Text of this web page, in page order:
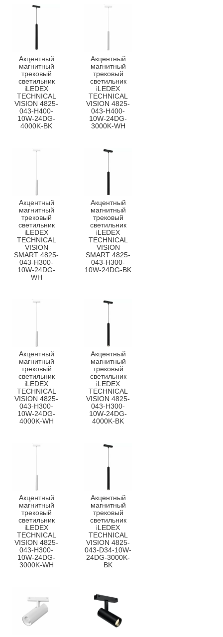
Акцентный
магнитный
трековый
светильник
iLEDEX
TECHNICAL
VISION 4825-
043-H400-
10W-24DG-
4000K-BK
Акцентный
магнитный
трековый
светильник
iLEDEX
TECHNICAL
VISION 4825-
043-H400-
10W-24DG-
3000K-WH
Акцентный
магнитный
трековый
светильник
iLEDEX
TECHNICAL
VISION
SMART 4825-
043-H300-
10W-24DG-
WH
Акцентный
магнитный
трековый
светильник
iLEDEX
TECHNICAL
VISION
SMART 4825-
043-H300-
10W-24DG-BK
Акцентный
магнитный
трековый
светильник
iLEDEX
TECHNICAL
VISION 4825-
043-H300-
10W-24DG-
4000K-WH
Акцентный
магнитный
трековый
светильник
iLEDEX
TECHNICAL
VISION 4825-
043-H300-
10W-24DG-
4000K-BK
Акцентный
магнитный
трековый
светильник
iLEDEX
TECHNICAL
VISION 4825-
043-H300-
10W-24DG-
3000K-WH
Акцентный
магнитный
трековый
светильник
iLEDEX
TECHNICAL
VISION 4825-
043-D34-10W-
24DG-3000K-
BK